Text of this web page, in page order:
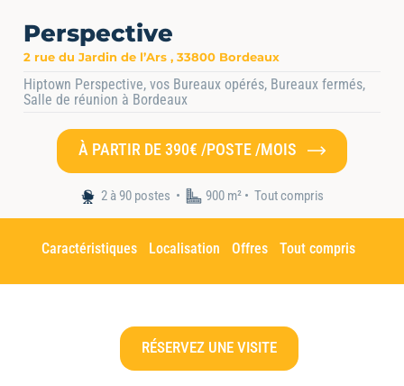
Perspective
2 rue du Jardin de l’Ars , 33800 Bordeaux
Hiptown Perspective, vos Bureaux opérés, Bureaux fermés,
Salle de réunion à Bordeaux
À PARTIR DE 390€ /POSTE /MOIS
2 à 90 postes 900 m² • Tout compris
Caractéristiques Localisation Offres Tout compris
RÉSERVEZ UNE VISITE